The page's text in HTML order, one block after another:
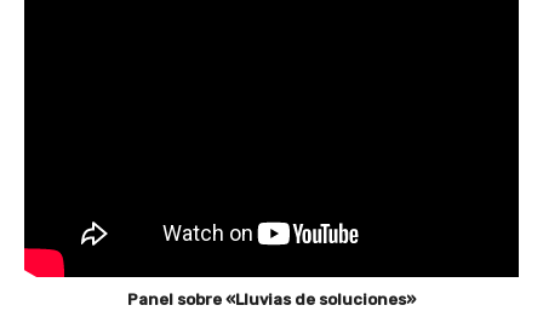
Panel sobre «Lluvias de soluciones»